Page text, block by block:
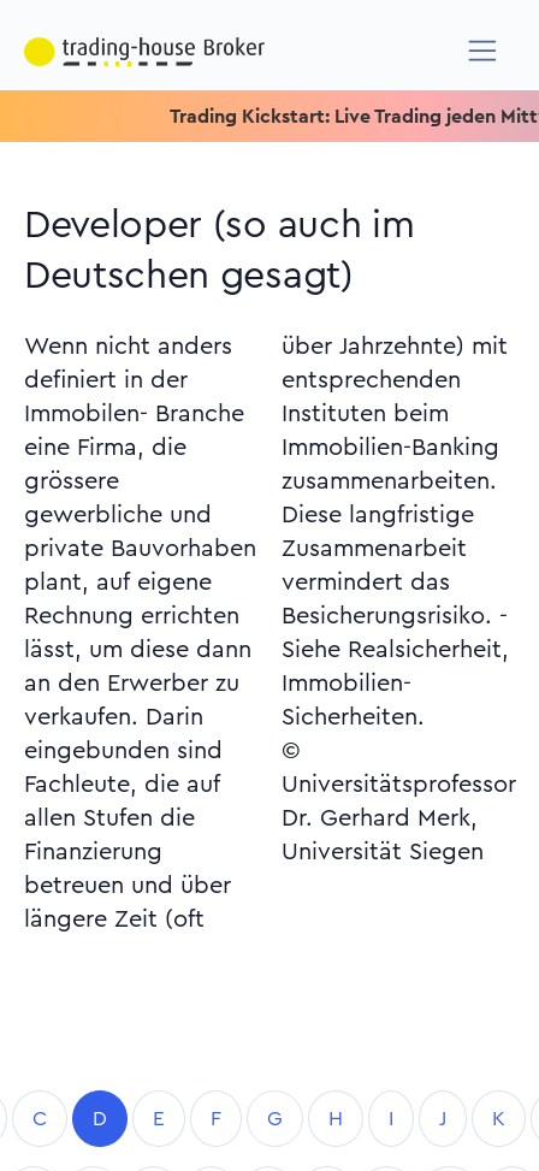
Trading Kickstart: Live Trading jeden
Developer (so auch im
Deutschen gesagt)
Wenn nicht anders
definiert in der
Immobilen- Branche
eine Firma, die
grössere
gewerbliche und
private Bauvorhaben
plant, auf eigene
Rechnung errichten
lässt, um diese dann
an den Erwerber zu
verkaufen. Darin
eingebunden sind
Fachleute, die auf
allen Stufen die
Finanzierung
betreuen und über
längere Zeit (oft
über Jahrzehnte) mit
entsprechenden
Instituten beim
Immobilien-Banking
zusammenarbeiten.
Diese langfristige
Zusammenarbeit
vermindert das
Besicherungsrisiko. -
Siehe Realsicherheit,
Immobilien-
Sicherheiten.
©
Universitätsprofessor
Dr. Gerhard Merk,
Universität Siegen
C D E F G H I J K